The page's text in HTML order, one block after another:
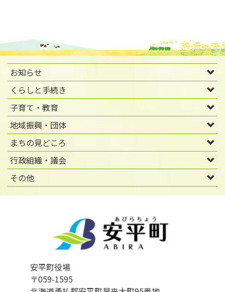
お知らせ
くらしと手続き
子育て・教育
地域振興・団体
まちの見どころ
行政組織・議会
その他
安平町役場
〒059-1595